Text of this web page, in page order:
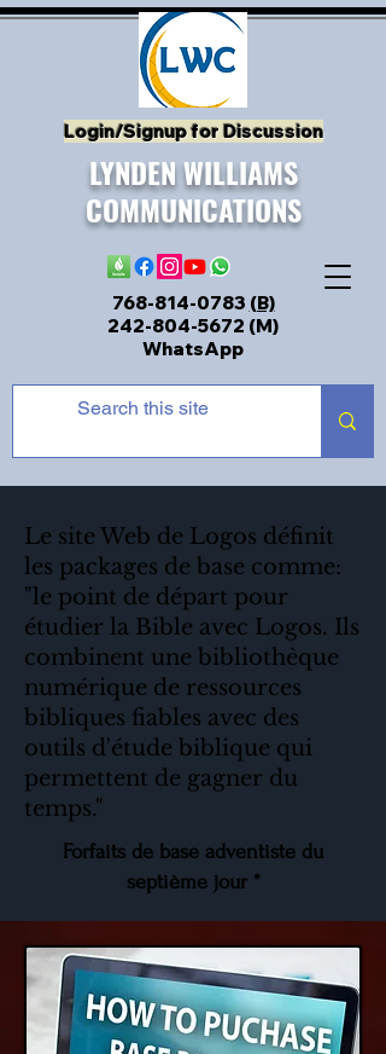
Login/Signup for Discussion
LYNDEN WILLIAMS
COMMUNICATIONS
768-814-0783 (B)
242-804-5672 (M)
WhatsApp
Le site Web de Logos définit
les packages de base comme:
"le point de départ pour
étudier la Bible avec Logos. Ils
combinent une bibliothèque
numérique de ressources
bibliques fiables avec des
outils d'étude biblique qui
permettent de gagner du
temps."
Forfaits de base adventiste du
septième jour *